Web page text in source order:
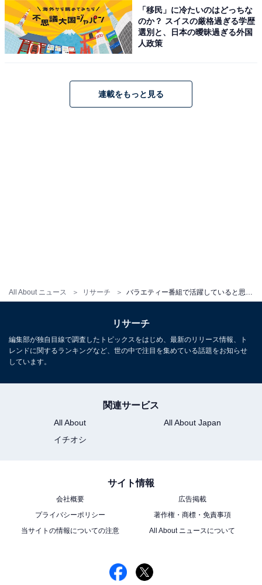
All About ニュース リサーチ
険少年』（TBS系）をはじめ、『世界のお店にツッコみ
たい!』（テレビ東京系）などさまざまなバラエティー番
組に出演してきました。
テレビ系）での活躍が有名で、記憶忍者隊・マッサマン
は子どもからも人気に。2024年には『お台場冒険王』の
ました。
※回答者コメントは原文ママです
この記事の筆者：ゆるま 小林 プロフィール
長年にわたってテレビ局でバラエティー番組、情報番組
などを制作。その後、フリーランスの編集・ライターに
「移民」に冷たいのはどっちな
のか？ スイスの厳格過ぎる学歴
選別と、日本の曖昧過ぎる外国
人政策
連載をもっと見る
リサーチ
編集部が独自目線で調査したトピックスをはじめ、最新のリリース情報、ト
レンドに関するランキングなど、世の中で注目を集めている話題をお知らせ
しています。
関連サービス
All About
All About Japan
イチオシ
サイト情報
会社概要
広告掲載
プライバシーポリシー
著作権・商標・免責事項
当サイトの情報についての注意
All About ニュースについて